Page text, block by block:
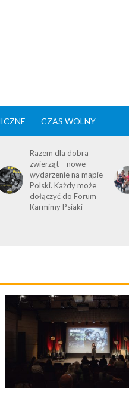
CZAS WOLNY
Razem dla dobra
zwierząt – nowe
wydarzenie na mapie
Polski. Każdy może
dołączyć do Forum
Karmimy Psiaki